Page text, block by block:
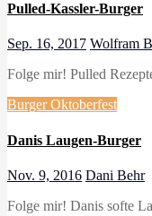
Pulled-Kassler-Burger
Sep. 16, 2017 Wolfram
Folge mir! Pulled
BurgerOktoberfest
Danis Laugen-Burger
Nov. 9, 2016 Dani Behr
Folge mir! Danis softe